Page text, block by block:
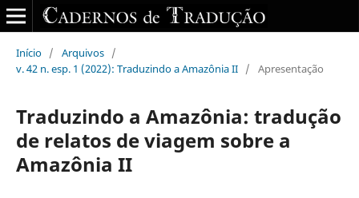
Início / Arquivos /
v. 42 n. esp. 1 (2022): Traduzindo a Amazônia II / Apresentação
Traduzindo a Amazônia: tradução
de relatos de viagem sobre a
Amazônia II